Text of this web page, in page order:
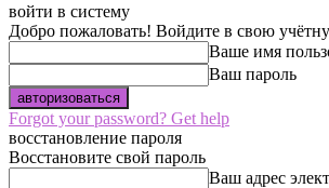
войти в систему
Добро пожаловать! Войдите в свою
Ваше имя
Ваш пароль
Forgot your password? Get help
восстановление пароля
Восстановите свой пароль
Ваш адрес